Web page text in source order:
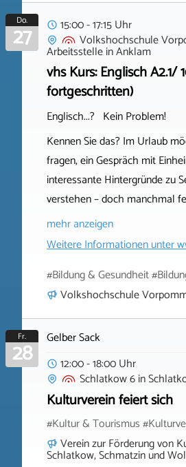
Do.
27
15:00 - 17:15 Uhr
Volkshochschule
ArbeitsstelleinAnklam
vhs Kurs: Englisch A2.1/
fortgeschritten)
Englisch...? Kein Problem!
Kennen Sie das? Im Urlaub
fragen, ein Gespräch mit
interessante Hintergründe zu
verstehen – doch manchmal
mehr anzeigen
Weitere Informationen unter
#Bildung & Gesundheit
Volkshochschule
Fr.
28
Gelber Sack
12:00 - 18:00 Uhr
Schlatkow 6in
Kulturverein feiert sich
#Kultur & Tourismus
Verein zur Förderung von
Schlatkow, Schmatzin und